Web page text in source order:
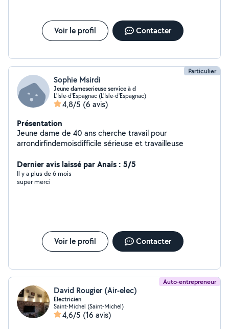
Voir le profil Contacter
Particulier
Sophie Msirdi
Jeune dameserieuse service à d
L'Isle-d'Espagnac (L'Isle-d'Espagnac)
4,8/5 (6 avis)
Présentation
Jeune dame de 40 ans cherche travail pour
arrondirfindemoisdifficile sérieuse et travailleuse
Dernier avis laissé par Anaïs : 5/5
Il y a plus de 6 mois
super merci
Voir le profil Contacter
Auto-entrepreneur
David Rougier (Air-elec)
Électricien
Saint-Michel (Saint-Michel)
4,6/5 (16 avis)